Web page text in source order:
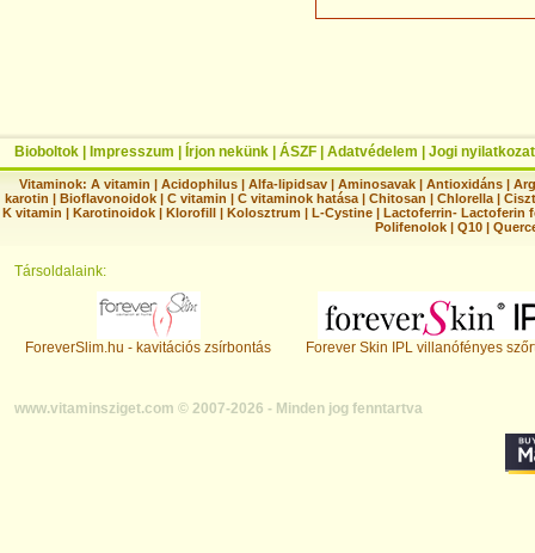
Bioboltok Impresszum Írjon nekünk ÁSZF Adatvédelem Jogi nyilatkozat
Vitaminok: A vitamin |Acidophilus |Alfa-lipidsav |Aminosavak |Antioxidáns |
karotin | Bioflavonoidok | C vitamin | C vitaminok hatása | Chitosan | Chlorella |
K vitamin | Karotinoidok | Klorofill | Kolosztrum | L-Cystine | Lactoferrin- Lactoferin
Polifenolok |Q10 |
Társoldalaink:
ForeverSlim.hu - kavitációs zsírbontás Forever Skin IPL villanófényes
www.vitaminsziget.com © 2007-2026 - Minden jog fenntartva